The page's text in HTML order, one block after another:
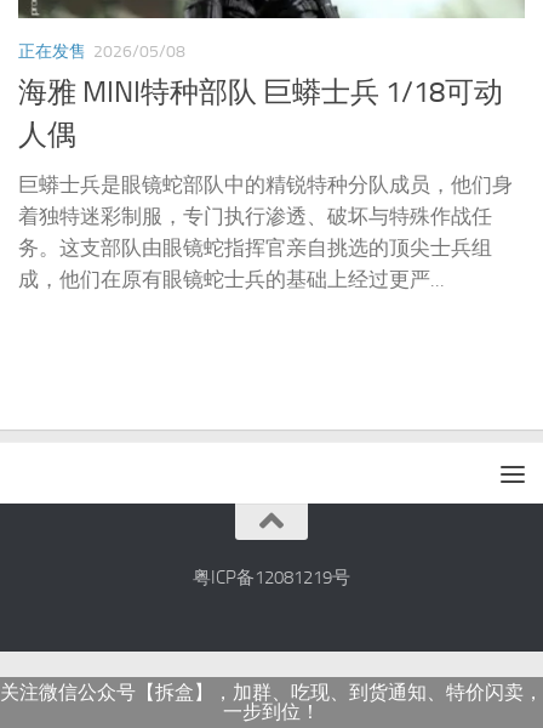
正在发售 2026/05/08
海雅 MINI特种部队 巨蟒士兵 1/18可动
人偶
巨蟒士兵是眼镜蛇部队中的精锐特种分队成员，他们身
着独特迷彩制服，专门执行渗透、破坏与特殊作战任
务。这支部队由眼镜蛇指挥官亲自挑选的顶尖士兵组
成，他们在原有眼镜蛇士兵的基础上经过更严...
粤ICP备12081219号
关注微信公众号【拆盒】，加群、吃现、到货通知、特价闪卖，
一步到位！